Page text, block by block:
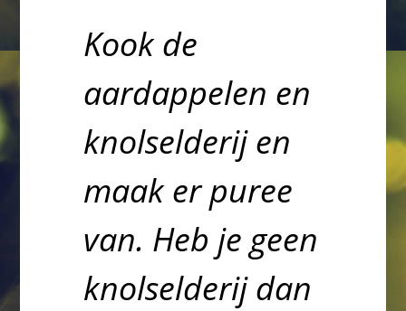
Kook de
aardappelen en
knolselderij en
maak er puree
van. Heb je geen
knolselderij dan